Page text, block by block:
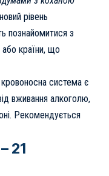
рівень
познайомитися з
або країни, що
кровоносна система є
вживання алкоголю,
Рекомендується
21